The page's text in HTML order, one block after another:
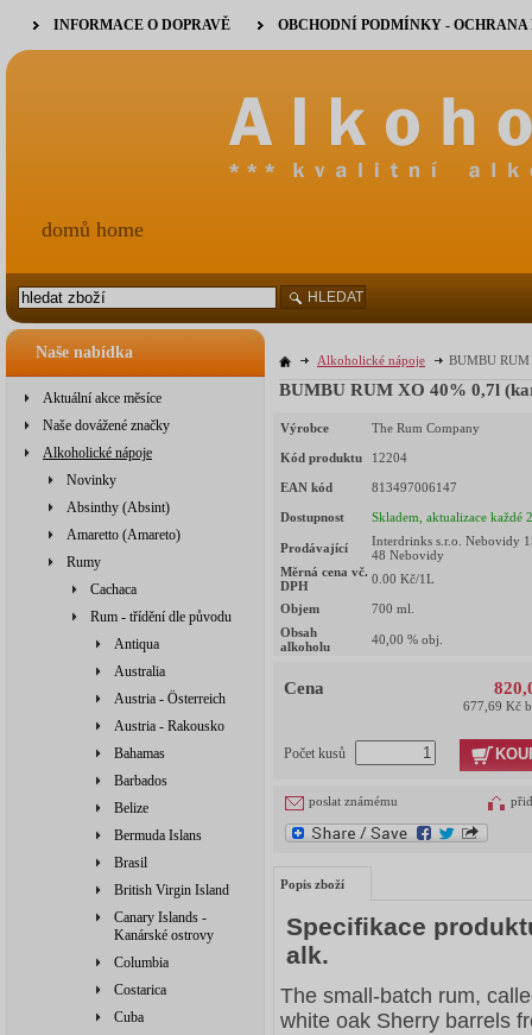
Naše nabídka
Aktuální akce měsíce
Naše dovážené značky
Alkoholické nápoje
Novinky
Absinthy (Absint)
Amaretto (Amareto)
Rumy
Cachaca
Rum - třídění dle původu
Antiqua
Australia
Austria - Österreich
Austria - Rakousko
Bahamas
Barbados
Belize
Bermuda Islans
Brasil
British Virgin Island
Canary Islands -
Kanárské ostrovy
Columbia
Costarica
Cuba
Alkoholické nápoje BUMBU
BUMBU RUM XO 40% 0,7l
Výrobce The Rum Company
Kód produktu 12204
EAN kód 813497006147
Dostupnost Skladem, aktualizace každé
Prodávající
Interdrinks s.r.o. Nebovidy
48 Nebovidy
Měrná cena vč.
DPH
0.00 Kč/1L
Objem 700 ml.
Obsah
alkoholu
40,00 % obj.
Cena
677,69 Kč
Počet kusů
poslat známému
Popis zboží
Specifikace
alk.
The small-batch rum,
white oak Sherry barrels
INFORMACE O DOPRAVĚ OBCHODNÍ PODMÍNKY -
domů home
HLEDAT